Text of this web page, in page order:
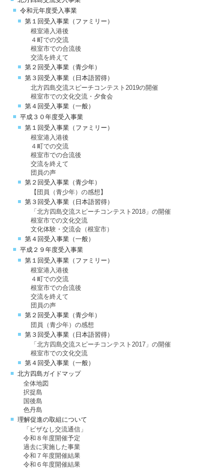
令和元年度受入事業
第１回受入事業（ファミリー）
根室港入港後
４町での交流
根室市での合流後
交流を終えて
第２回受入事業（青少年）
第３回受入事業（日本語習得）
北方四島交流スピーチコンテスト2019の開催
根室市での文化交流・夕食会
第４回受入事業（一般）
平成３０年度受入事業
第１回受入事業（ファミリー）
根室港入港後
４町での交流
根室市での合流後
交流を終えて
団員の声
第２回受入事業（青少年）
【団員（青少年）の感想】
第３回受入事業（日本語習得）
「北方四島交流スピーチコンテスト2018」の開催
根室市での文化交流
文化体験・交流会（根室市）
第４回受入事業（一般）
平成２９年度受入事業
第１回受入事業（ファミリー）
根室港入港後
４町での交流
根室市での合流後
交流を終えて
団員の声
第２回受入事業（青少年）
団員（青少年）の感想
第３回受入事業（日本語習得）
「北方四島交流スピーチコンテスト2017」の開催
根室市での文化交流
第４回受入事業（一般）
北方四島ガイドマップ
全体地図
択捉島
国後島
色丹島
理解促進の取組について
「ビザなし交流通信」
令和８年度開催予定
過去に実施した事業
令和７年度開催結果
令和６年度開催結果